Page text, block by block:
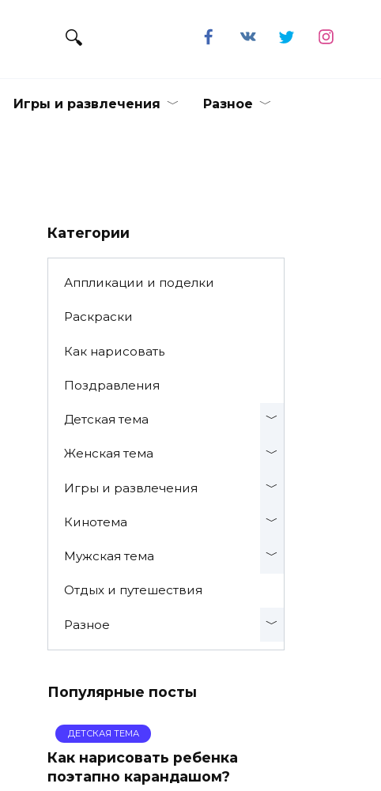
Игры и развлечения Разное
Категории
Аппликации и поделки
Раскраски
Как нарисовать
Поздравления
Детская тема
Женская тема
Игры и развлечения
Кинотема
Мужская тема
Отдых и путешествия
Разное
Популярные посты
ДЕТСКАЯ ТЕМА
Как нарисовать ребенка
поэтапно карандашом?